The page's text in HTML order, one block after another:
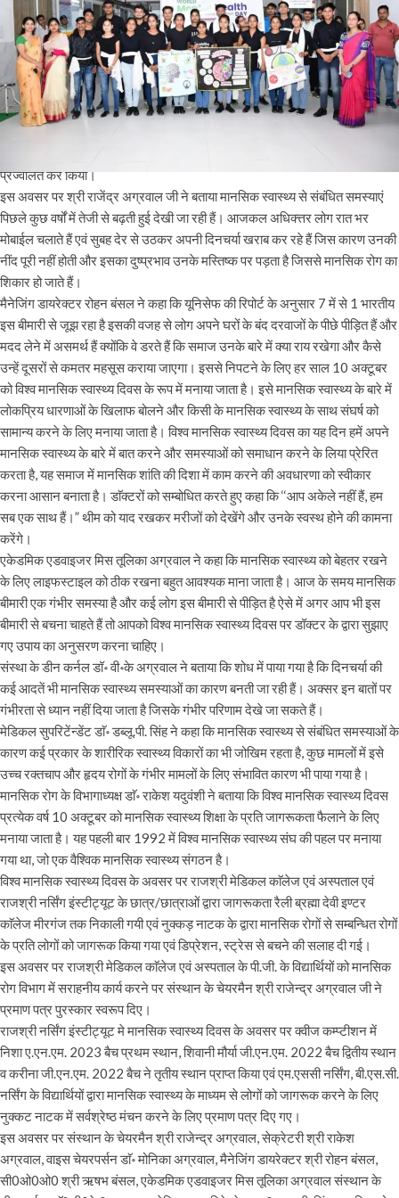
मानसिक रोग विभाग में निःषुल्क स्वास्थ्य
चिकित्सा शिविर एवं जागरूकता रैली एवं
नुक्कड़ नाटक का आयोजन।
मंगलवार, 10 अक्टूबर 2023 को विश्व मानसिक स्वास्थ्य दिवस के उपलक्ष्य में राजश्री
मेडिकल काॅलेज एवं अस्पताल में मानसिक रोग विभाग द्वारा निःशुल्क स्वास्थ्य चिकित्सा शिविर
प्रज्वलित कर किया।
इस अवसर पर श्री राजेंद्र अग्रवाल जी ने बताया मानसिक स्वास्थ्य से संबंधित समस्याएं
पिछले कुछ वर्षों में तेजी से बढ़ती हुई देखी जा रही हैं। आजकल अधिक्त्तर लोग रात भर
मोबाईल चलाते हैं एवं सुबह देर से उठकर अपनी दिनचर्या खराब कर रहे हैं जिस कारण उनकी
नींद पूरी नहीं होती और इसका दुष्प्रभाव उनके मस्तिष्क पर पड़ता है जिससे मानसिक रोग का
शिकार हो जाते हैं।
मैनेजिंग डायरेक्टर रोहन बंसल ने कहा कि यूनिसेफ की रिपोर्ट के अनुसार 7 में से 1 भारतीय
इस बीमारी से जूझ रहा है इसकी वजह से लोग अपने घरों के बंद दरवाजों के पीछे पीड़ित हैं और
मदद लेने में असमर्थ हैं क्योंकि वे डरते हैं कि समाज उनके बारे में क्या राय रखेगा और कैसे
उन्हें दूसरों से कमतर महसूस कराया जाएगा। इससे निपटने के लिए हर साल 10 अक्टूबर
को विश्व मानसिक स्वास्थ्य दिवस के रूप में मनाया जाता है। इसे मानसिक स्वास्थ्य के बारे में
लोकप्रिय धारणाओं के खिलाफ बोलने और किसी के मानसिक स्वास्थ्य के साथ संघर्ष को
सामान्य करने के लिए मनाया जाता है। विश्व मानसिक स्वास्थ्य दिवस का यह दिन हमें अपने
मानसिक स्वास्थ्य के बारे में बात करने और समस्याओं को समाधान करने के लिया प्रेरित
करता है, यह समाज में मानसिक शांति की दिशा में काम करने की अवधारणा को स्वीकार
करना आसान बनाता है। डाॅक्टरों को सम्बोधित करते हुए कहा कि ‘‘आप अकेले नहीं हैं, हम
सब एक साथ हैं।” थीम को याद रखकर मरीजों को देखेंगे और उनके स्वस्थ होने की कामना
करेंगे।
एकेडमिक एडवाइजर मिस तूलिका अग्रवाल ने कहा कि मानसिक स्वास्थ्य को बेहतर रखने
के लिए लाइफस्टाइल को ठीक रखना बहुत आवश्यक माना जाता है। आज के समय मानसिक
बीमारी एक गंभीर समस्या है और कई लोग इस बीमारी से पीड़ित है ऐसे में अगर आप भी इस
बीमारी से बचना चाहते हैं तो आपको विश्व मानसिक स्वास्थ्य दिवस पर डॉक्टर के द्वारा सुझाए
गए उपाय का अनुसरण करना चाहिए।
संस्था के डीन कर्नल डॉ॰ वी॰के अग्रवाल ने बताया कि शोध में पाया गया है कि दिनचर्या की
कई आदतें भी मानसिक स्वास्थ्य समस्याओं का कारण बनती जा रही हैं। अक्सर इन बातों पर
गंभीरता से ध्यान नहीं दिया जाता है जिसके गंभीर परिणाम देखे जा सकते हैं।
मेडिकल सुपरिटेंन्डेंट डाॅ॰ डब्लू.पी. सिंह ने कहा कि मानसिक स्वास्थ्य से संबंधित समस्याओं के
कारण कई प्रकार के शारीरिक स्वास्थ्य विकारों का भी जोखिम रहता है, कुछ मामलों में इसे
उच्च रक्तचाप और हृदय रोगों के गंभीर मामलों के लिए संभावित कारण भी पाया गया है।
मानसिक रोग के विभागाध्यक्ष डाॅ॰ राकेश यदुवंशी ने बताया कि विश्व मानसिक स्वास्थ्य दिवस
प्रत्येक वर्ष 10 अक्टूबर को मानसिक स्वास्थ्य शिक्षा के प्रति जागरूकता फैलाने के लिए
मनाया जाता है। यह पहली बार 1992 में विश्व मानसिक स्वास्थ्य संघ की पहल पर मनाया
गया था, जो एक वैश्विक मानसिक स्वास्थ्य संगठन है।
विश्व मानसिक स्वास्थ्य दिवस के अवसर पर राजश्री मेडिकल काॅलेज एवं अस्पताल एवं
राजश्री नर्सिंग इंस्टीट्यूट के छात्र/छात्राओं द्वारा जागरूकता रैली ब्रह्मा देवी इण्टर
काॅलेज मीरगंज तक निकाली गयी एवं नुक्कड़ नाटक के द्वारा मानसिक रोगों से सम्बन्धित रोगों
के प्रति लोगों को जागरूक किया गया एवं डिप्रेशन, स्ट्रेस से बचने की सलाह दी गई।
इस अवसर पर राजश्री मेडिकल काॅलेज एवं अस्पताल के पी.जी. के विद्यार्थियों को मानसिक
रोग विभाग में सराहनीय कार्य करने पर संस्थान के चेयरमैन श्री राजेन्द्र अग्रवाल जी ने
प्रमाण पत्र पुरस्कार स्वरूप दिए।
राजश्री नर्सिंग इंस्टीट्यूट मे मानसिक स्वास्थ्य दिवस के अवसर पर क्वीज कम्प्टीशन में
निशा ए.एन.एम. 2023 बैच प्रथम स्थान, शिवानी मौर्या जी.एन.एम. 2022 बैच द्वितीय स्थान
व करीना जी.एन.एम. 2022 बैच ने तृतीय स्थान प्राप्त किया एवं एम.एससी नर्सिंग, बी.एस.सी.
नर्सिंग के विद्यार्थियों द्वारा मानसिक स्वास्थ्य के माध्यम से लोगों को जागरूक करने के लिए
नुक्कट नाटक में सर्वश्रेष्ठ मंचन करने के लिए प्रमाण पत्र दिए गए।
इस अवसर पर संस्थान के चेयरमैन श्री राजेन्द्र अग्रवाल, सेक्रेटरी श्री राकेश
अग्रवाल, वाइस चेयरपर्सन डाॅ॰ मोनिका अग्रवाल, मैनेजिंग डायरेक्टर श्री रोहन बंसल,
सी0ओ0ओ0 श्री ऋषभ बंसल, एकेडमिक एडवाइजर मिस तूलिका अग्रवाल संस्थान के